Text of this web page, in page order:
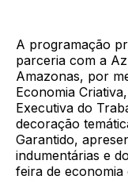
A programação
parceria com a
Amazonas, por
Economia
Executiva do
decoração
Garantido,
indumentárias e
feira de economia